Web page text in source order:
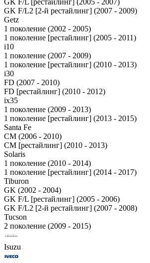
GK F/L [рестайлинг] (2005 - 2007)
GK F/L2 [2-й рестайлинг] (2007 - 2009)
Getz
1 поколение (2002 - 2005)
1 поколение [рестайлинг] (2005 - 2011)
i10
1 поколение (2007 - 2009)
1 поколение [рестайлинг] (2010 - 2013)
i30
FD (2007 - 2010)
FD [рестайлинг] (2010 - 2012)
ix35
1 поколение (2009 - 2013)
1 поколение [рестайлинг] (2013 - 2015)
Santa Fe
CM (2006 - 2010)
CM [рестайлинг] (2010 - 2013)
Solaris
1 поколение (2010 - 2014)
1 поколение [рестайлинг] (2014 - 2017)
Tiburon
GK (2002 - 2004)
GK F/L [рестайлинг] (2005 - 2006)
GK F/L2 [2-й рестайлинг] (2007 - 2008)
Tucson
2 поколение (2009 - 2015)
Isuzu